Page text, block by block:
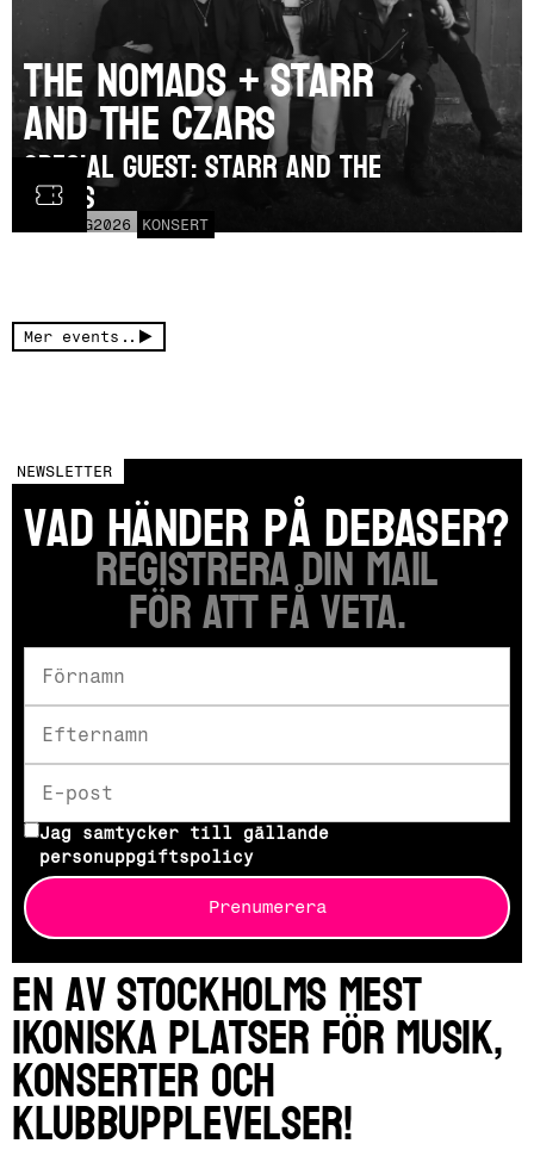
AUG2026 KONSERT
The Nomads + Starr
and the Czars
SPECIAL GUEST: Starr and the
Czars
Mer events..
NEWSLETTER
vad händer på DEBASER?
Registrera din mail
FÖR ATT FÅ VETA.
Jag samtycker till gällande
personuppgiftspolicy
Prenumerera
En av Stockholms mest
ikoniska platser för musik,
konserter och
klubbupplevelser!